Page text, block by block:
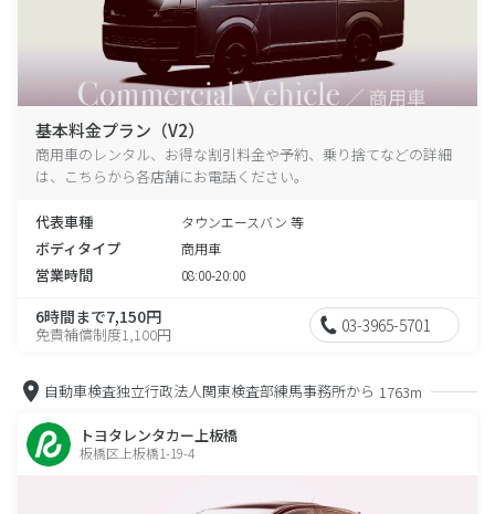
基本料金プラン（V2）
商用車のレンタル、お得な割引料金や予約、乗り捨てなどの詳細
は、こちらから各店舗にお電話ください。
代表車種 タウンエースバン 等
ボディタイプ 商用車
営業時間 08:00-20:00
6時間まで7,150円
免責補償制度1,100円 03-3965-5701
自動車検査独立行政法人関東検査部練馬事務所から 1763m
トヨタレンタカー上板橋
板橋区上板橋1-19-4